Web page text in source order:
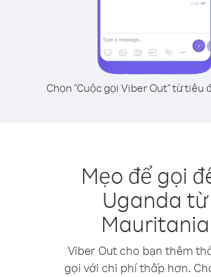
Chọn "Cuộc gọi Viber Out" từ tiêu
Mẹo để gọi
Uganda từ
Mauritania
Viber Out cho bạn thêm
gọi với chi phí thấp hơn.